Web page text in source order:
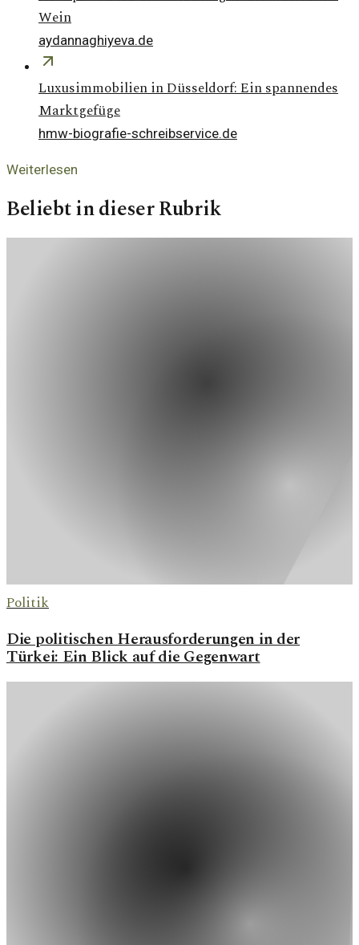
Wein
aydannaghiyeva.de
Luxusimmobilien in Düsseldorf: Ein spannendes
Marktgefüge
hmw-biografie-schreibservice.de
Weiterlesen
Beliebt in dieser Rubrik
Politik
Die politischen Herausforderungen in der
Türkei: Ein Blick auf die Gegenwart